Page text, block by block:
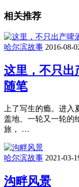
相关推荐
哈尔滨故事 2016-08-
这里，不只
随笔
上了写生的瘾。进
盖地、一轮又一轮的
旅， …
哈尔滨故事 2021-03-
沟畔风景